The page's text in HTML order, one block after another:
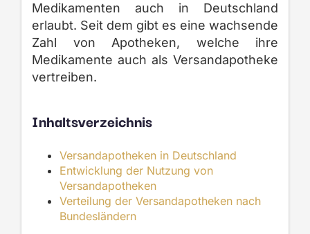
Medikamenten auch in Deutschland
erlaubt. Seit dem gibt es eine wachsende
Zahl von Apotheken, welche ihre
Medikamente auch als Versandapotheke
vertreiben.
Inhaltsverzeichnis
Versandapotheken in Deutschland
Entwicklung der Nutzung von
Versandapotheken
Verteilung der Versandapotheken nach
Bundesländern